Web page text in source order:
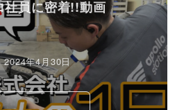
社員に密着!!動画
2024年4月30日